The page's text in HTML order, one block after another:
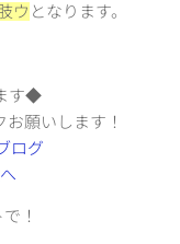
ウ となります。
す◆
願いします！
！